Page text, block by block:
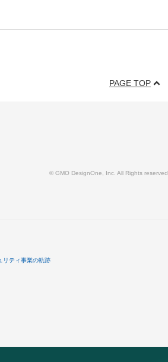
PAGE TOP
© GMO DesignOne, Inc. All Rights reserved.
リティ事業の軌跡